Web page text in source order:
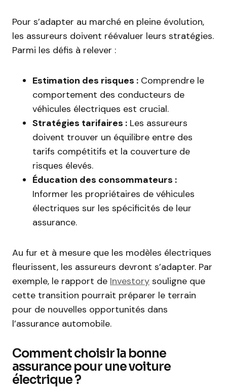
Pour s’adapter au marché en pleine évolution,
les assureurs doivent réévaluer leurs stratégies.
Parmi les défis à relever :
Estimation des risques : Comprendre le
comportement des conducteurs de
véhicules électriques est crucial.
Stratégies tarifaires : Les assureurs
doivent trouver un équilibre entre des
tarifs compétitifs et la couverture de
risques élevés.
Éducation des consommateurs :
Informer les propriétaires de véhicules
électriques sur les spécificités de leur
assurance.
Au fur et à mesure que les modèles électriques
fleurissent, les assureurs devront s’adapter. Par
exemple, le rapport de Investory souligne que
cette transition pourrait préparer le terrain
pour de nouvelles opportunités dans
l’assurance automobile.
Comment choisir la bonne
assurance pour une voiture
électrique ?